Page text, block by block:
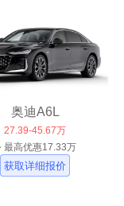
奥迪A6L
27.39-45.67万
最高优惠17.33万
获取详细报价